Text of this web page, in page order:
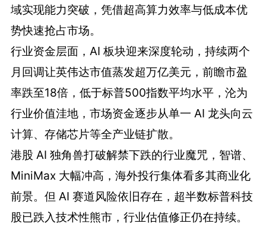
域实现能力突破，凭借超高算力效率与低成本优
势快速抢占市场。
行业资金层面，AI 板块迎来深度轮动，持续两个
月回调让英伟达市值蒸发超万亿美元，前瞻市盈
率跌至18倍，低于标普500指数平均水平，沦为
行业价值洼地，市场资金逐步从单一 AI 龙头向云
计算、存储芯片等全产业链扩散。
港股 AI 独角兽打破解禁下跌的行业魔咒，智谱、
MiniMax 大幅冲高，海外投行集体看多其商业化
前景。但 AI 赛道风险依旧存在，超半数标普科技
股已跌入技术性熊市，行业估值修正仍在持续。